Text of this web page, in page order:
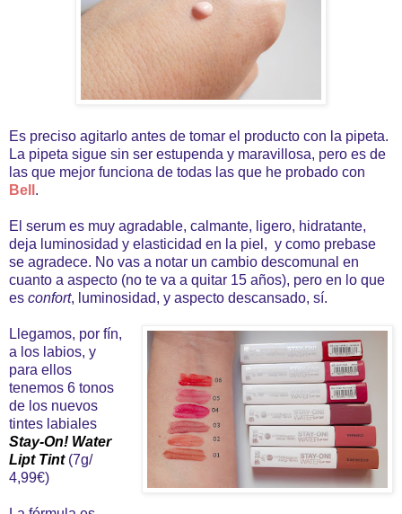
Es preciso agitarlo antes de tomar el producto con la pipeta.
La pipeta sigue sin ser estupenda y maravillosa, pero es de
las que mejor funciona de todas las que he probado con
Bell .
El serum es muy agradable, calmante, ligero, hidratante,
deja luminosidad y elasticidad en la piel, y como prebase
se agradece. No vas a notar un cambio descomunal en
cuanto a aspecto (no te va a quitar 15 años), pero en lo que
es confort, luminosidad, y aspecto descansado, sí.
Llegamos, por fín,
a los labios, y
para ellos
tenemos 6 tonos
de los nuevos
tintes labiales
Stay-On! Water
Lipt Tint (7g/
4,99€)